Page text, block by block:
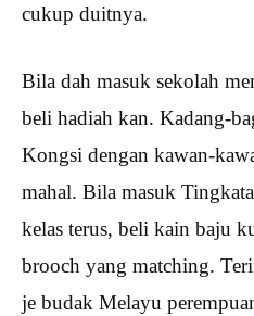
cukup duitnya.
Bila dah masuk sekolah
beli hadiah kan. Kadang-
Kongsi dengan kawan-
mahal. Bila masuk
kelas terus, beli kain baju
brooch yang matching.
je budak Melayu